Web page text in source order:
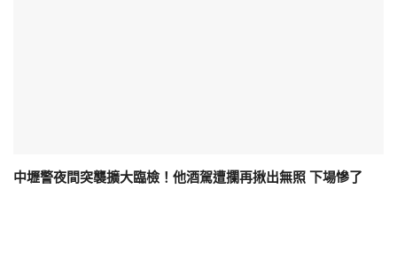
中壢警夜間突襲擴大臨檢！他酒駕遭攔再揪出無照 下場慘了